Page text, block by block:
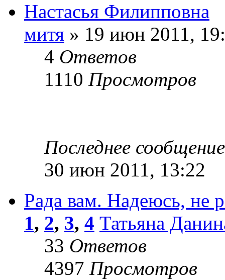
Настасья Филипповна
митя » 19 июн 2011,
4 Ответов
1110 Просмотров
Последнее
30 июн 2011, 13:22
Рада вам. Надеюсь, не
1, 2, 3, 4 Татьяна
33 Ответов
4397 Просмотров